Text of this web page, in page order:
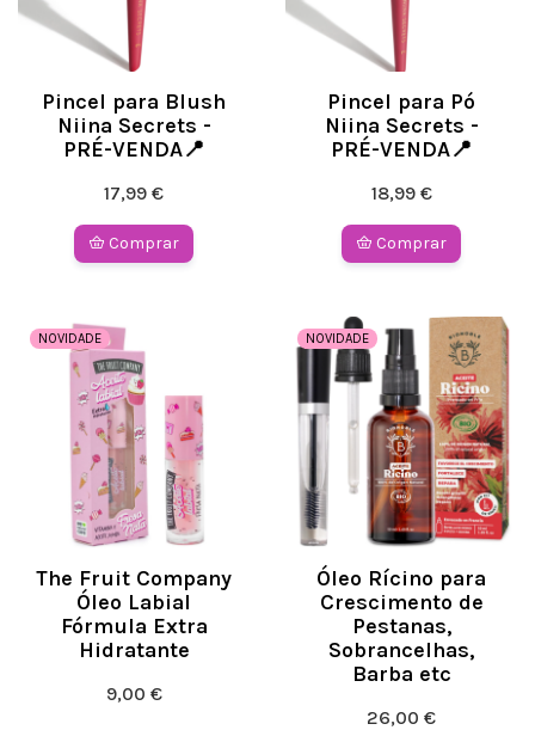
Pincel para Blush
Niina Secrets -
PRÉ-VENDA📍
17,99 €
Comprar
Pincel para Pó
Niina Secrets -
PRÉ-VENDA📍
18,99 €
Comprar
NOVIDADE
The Fruit Company
Óleo Labial
Fórmula Extra
Hidratante
9,00 €
NOVIDADE
Óleo Rícino para
Crescimento de
Pestanas,
Sobrancelhas,
Barba etc
26,00 €